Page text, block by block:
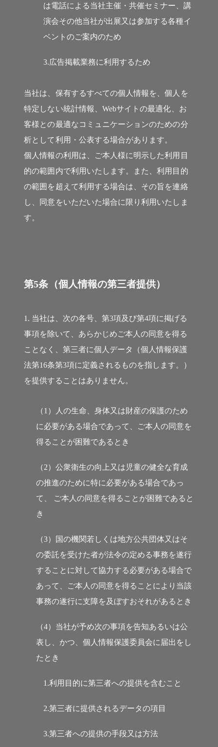
は電話による当社主催・共催セミナー、講
演会その他当社が出展又は参加する各種イ
ベントのご案内のため
3.広告掲載業務に利用するため
当社は、保有するすべての個人情報を、個人を
特定しない統計情報、Webサイトの最適化、お
客様との最適なコミュニケーションのための分
析として利用・公表する場合があります。
個人情報の利用は、ご本人様に明示した利用目
的の範囲内で利用いたします。また、利用目的
の範囲を超えて利用する場合は、その旨を連絡
し、同意をいただいた場合に限り利用いたしま
す。
第5条（個人情報の第三者提供）
1. 当社は、次の各号、第3項及び第4項に掲げる
事項を除いて、あらかじめご本人の同意を得る
ことなく、第三者に個人データ（個人情報保護
法第16条第3項に定義されるものを指します。）
を提供することはありません。
（1）人の生命、身体又は財産の保護のため
に必要がある場合であって、ご本人の同意を
得ることが困難であるとき
（2）公衆衛生の向上又は児童の健全な育成
の推進のために特に必要がある場合であっ
て、
ご本人の同意を得ることが困難であると
き
（3）国の機関若しくは地方公共団体又はそ
の委託を受けた者が法令の定める事務を遂行
することに対して協力する必要がある場合で
あって、ご本人の同意を得ることにより当該
事務の遂行に支障を及ぼすおそれがあるとき
（4）当社が予め次の事項を告知あるいは公
表し、かつ、個人情報保護委員会に届出をし
たとき
1.利用目的に第三者への提供を含むこと
2.第三者に提供されるデータの項目
3.第三者への提供の手段又は方法